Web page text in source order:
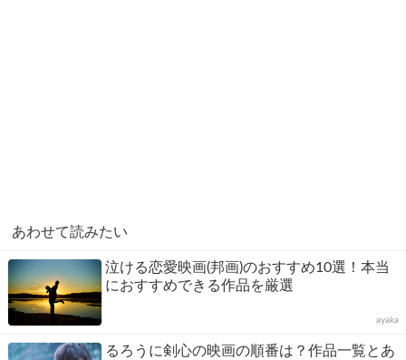
あわせて読みたい
泣ける恋愛映画(邦画)のおすすめ10選！本当
におすすめできる作品を厳選
ayaka
るろうに剣心の映画の順番は？作品一覧とあ